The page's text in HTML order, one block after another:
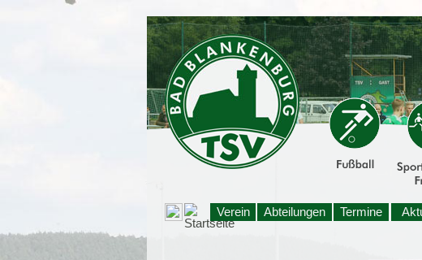
Verein Abteilungen Termine